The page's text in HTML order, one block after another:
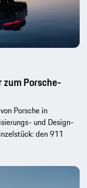
zum Porsche-
Porsche in
und Design-
den 911